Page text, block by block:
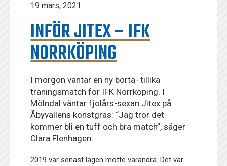
19 mars, 2021
INFÖR JITEX – IFK
NORRKÖPING
I morgon väntar en ny borta- tillika
träningsmatch för IFK Norrköping. I
Mölndal väntar fjolårs-sexan Jitex på
Åbyvallens konstgräs: “Jag tror det
kommer bli en tuff och bra match”, säger
Clara Flenhagen.
2019 var senast lagen mötte varandra. Det var